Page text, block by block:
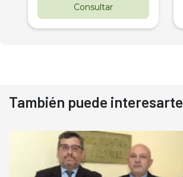
Consultar
También puede interesarte